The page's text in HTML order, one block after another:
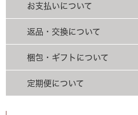
お支払いについて
返品・交換について
梱包・ギフトについて
定期便について